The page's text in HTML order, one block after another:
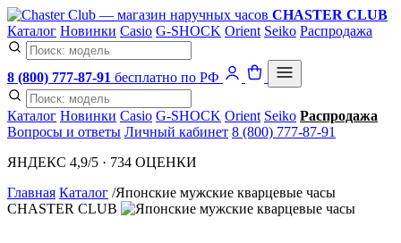
CHASTER CLUB
Каталог Новинки Casio G-SHOCK Orient Seiko Распродажа
8 (800) 777-87-91 бесплатно по РФ
Каталог Новинки Casio G-SHOCK Orient Seiko Распродажа
Вопросы и ответы Личный кабинет 8 (800) 777-87-91
ЯНДЕКС 4,9/5 · 734 ОЦЕНКИ
Главная Каталог /Японские мужские кварцевые часы
CHASTER CLUB